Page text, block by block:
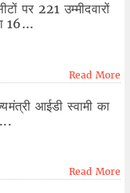
पर 221 उम्मीदवारों
16...
Read More
आईडी स्वामी का
Read More